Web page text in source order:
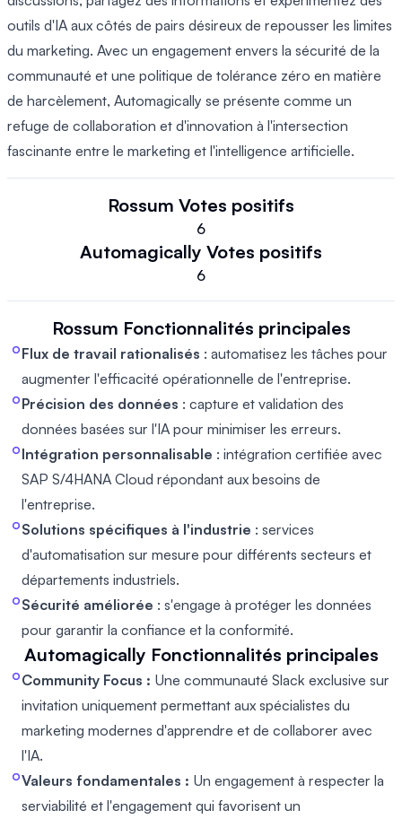
outils d'IA aux côtés de pairs désireux de repousser les limites
du marketing. Avec un engagement envers la sécurité de la
communauté et une politique de tolérance zéro en matière
de harcèlement, Automagically se présente comme un
refuge de collaboration et d'innovation à l'intersection
fascinante entre le marketing et l'intelligence artificielle.
Rossum Votes positifs
6
Automagically Votes positifs
6
Rossum Fonctionnalités principales
Flux de travail rationalisés : automatisez les tâches pour
augmenter l'efficacité opérationnelle de l'entreprise.
Précision des données : capture et validation des
données basées sur l'IA pour minimiser les erreurs.
Intégration personnalisable : intégration certifiée avec
SAP S/4HANA Cloud répondant aux besoins de
l'entreprise.
Solutions spécifiques à l'industrie : services
d'automatisation sur mesure pour différents secteurs et
départements industriels.
Sécurité améliorée : s'engage à protéger les données
pour garantir la confiance et la conformité.
Automagically Fonctionnalités principales
Community Focus : Une communauté Slack exclusive sur
invitation uniquement permettant aux spécialistes du
marketing modernes d'apprendre et de collaborer avec
l'IA.
Valeurs fondamentales : Un engagement à respecter la
serviabilité et l'engagement qui favorisent un